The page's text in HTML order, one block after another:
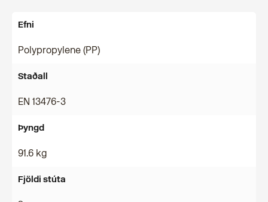
Efni
Polypropylene (PP)
Staðall
EN 13476-3
Þyngd
91.6 kg
Fjöldi stúta